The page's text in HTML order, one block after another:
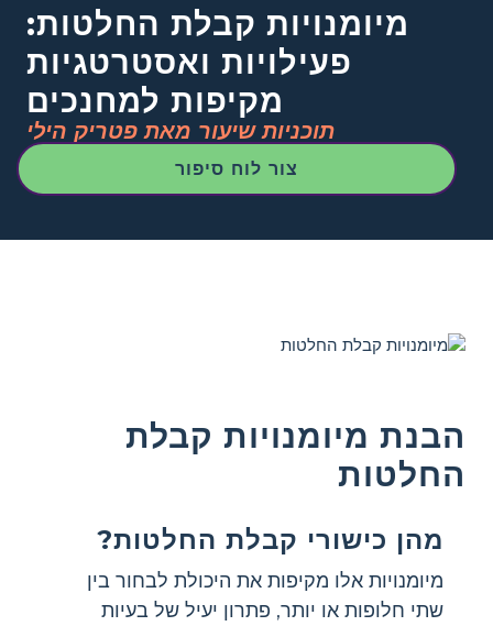
מיומנויות קבלת החלטות:
פעילויות ואסטרטגיות
מקיפות למחנכים
תוכניות שיעור מאת פטריק הילי
צור לוח סיפור
הבנת מיומנויות קבלת
החלטות
מהן כישורי קבלת החלטות?
מיומנויות אלו מקיפות את היכולת לבחור בין
שתי חלופות או יותר, פתרון יעיל של בעיות